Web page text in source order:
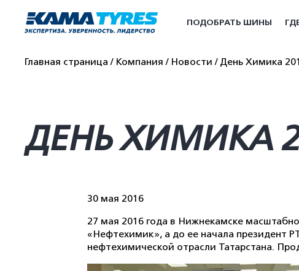
ПОДОБРАТЬ ШИНЫ
Главная страница Компания Новости День Химика
ДЕНЬ ХИМИКА
30 мая 2016
27 мая 2016 года в Нижнекамске
«Нефтехимик», а до ее начала президент
нефтехимической отрасли Татарстана.